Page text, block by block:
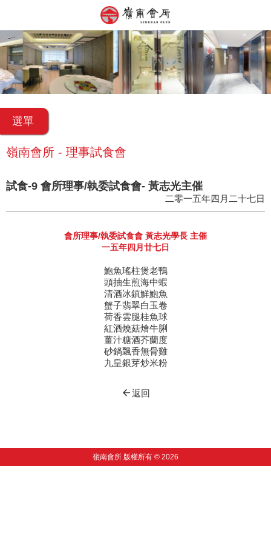
選單
嶺南會所 - 理事試食會
試食-9 會所理事/執委試食會- 黃志光主催
二零一五年四月二十七日
會所理事/執委試食會 黃志光學長 主催
一五年四月廿七日
鮑魚瑤柱煲老鴨
頭抽生煎海中蝦
清酒冰鎮鮮鮑魚
蟹子翡翠白玉卷
荷香雲腿桂魚球
紅酒燒菇燴牛脷
薑汁糖酒芥蘭度
砂鍋飄香無骨雞
九皇銀芽炒米粉
arrow_back返回
嶺南會所 版權所有 © 2026